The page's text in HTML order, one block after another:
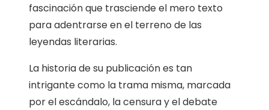
fascinación que trasciende el mero texto
para adentrarse en el terreno de las
leyendas literarias.
La historia de su publicación es tan
intrigante como la trama misma, marcada
por el escándalo, la censura y el debate